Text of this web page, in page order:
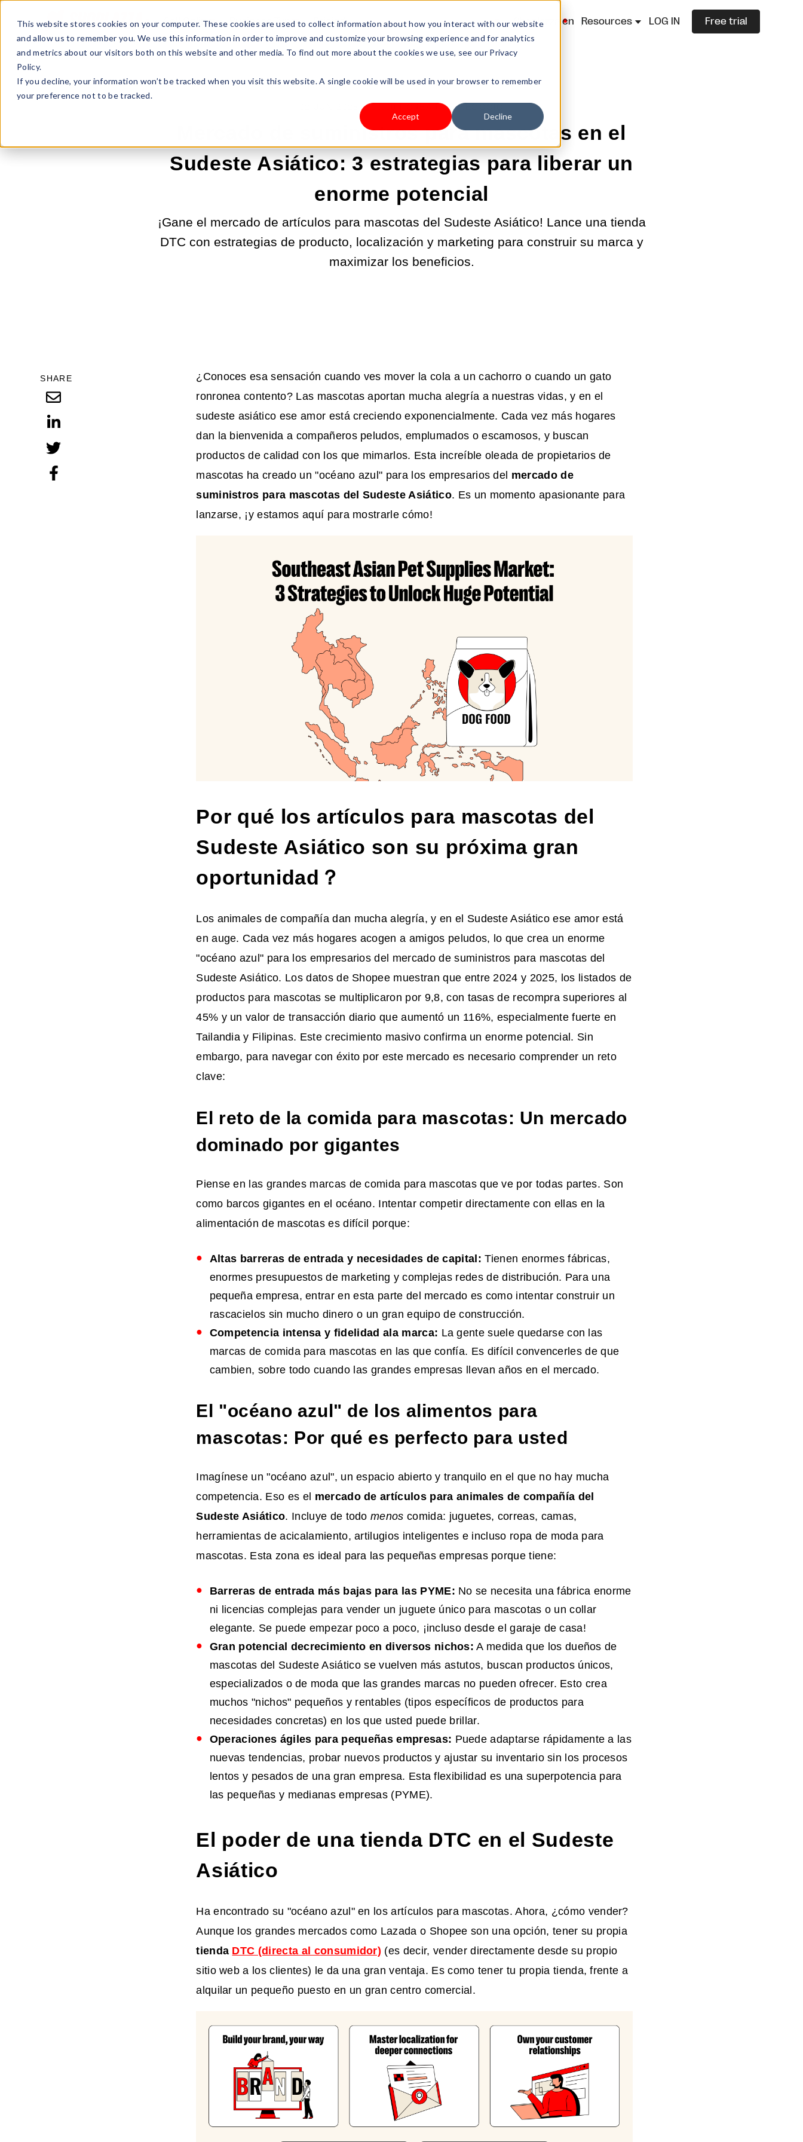
This website stores cookies on your computer. These cookies are used to collect information about how you interact with our website
and allow us to remember you. We use this information in order to improve and customize your browsing experience and for analytics
and metrics about our visitors both on this website and other media. To find out more about the cookies we use, see our Privacy
Policy.
If you decline, your information won’t be tracked when you visit this website. A single cookie will be used in your browser to remember
your preference not to be tracked.
Accept Decline
Sell Online Business Type Pricing Shoplazza.cn Resources LOG IN Free trial
02-JUN-2025 2:00:00 | CREAR UN NEGOCIO
Mercado de suministros para mascotas en el
Sudeste Asiático: 3 estrategias para liberar un
enorme potencial
¡Gane el mercado de artículos para mascotas del Sudeste Asiático! Lance una tienda
DTC con estrategias de producto, localización y marketing para construir su marca y
maximizar los beneficios.
SHARE
¿Conoces esa sensación cuando ves mover la cola a un cachorro o cuando un gato
ronronea contento? Las mascotas aportan mucha alegría a nuestras vidas, y en el
sudeste asiático ese amor está creciendo exponencialmente. Cada vez más hogares
dan la bienvenida a compañeros peludos, emplumados o escamosos, y buscan
productos de calidad con los que mimarlos. Esta increíble oleada de propietarios de
mascotas ha creado un "océano azul" para los empresarios del mercado de
suministros para mascotas del Sudeste Asiático. Es un momento apasionante para
lanzarse, ¡y estamos aquí para mostrarle cómo!
Por qué los artículos para mascotas del
Sudeste Asiático son su próxima gran
oportunidad？
Los animales de compañía dan mucha alegría, y en el Sudeste Asiático ese amor está
en auge. Cada vez más hogares acogen a amigos peludos, lo que crea un enorme
"océano azul" para los empresarios del mercado de suministros para mascotas del
Sudeste Asiático. Los datos de Shopee muestran que entre 2024 y 2025, los listados de
productos para mascotas se multiplicaron por 9,8, con tasas de recompra superiores al
45% y un valor de transacción diario que aumentó un 116%, especialmente fuerte en
Tailandia y Filipinas. Este crecimiento masivo confirma un enorme potencial. Sin
embargo, para navegar con éxito por este mercado es necesario comprender un reto
clave:
El reto de la comida para mascotas: Un mercado
dominado por gigantes
Piense en las grandes marcas de comida para mascotas que ve por todas partes. Son
como barcos gigantes en el océano. Intentar competir directamente con ellas en la
alimentación de mascotas es difícil porque:
Altas barreras de entrada y necesidades de capital: Tienen enormes fábricas,
enormes presupuestos de marketing y complejas redes de distribución. Para una
pequeña empresa, entrar en esta parte del mercado es como intentar construir un
rascacielos sin mucho dinero o un gran equipo de construcción.
Competencia intensa y fidelidad a la marca: La gente suele quedarse con las
marcas de comida para mascotas en las que confía. Es difícil convencerles de que
cambien, sobre todo cuando las grandes empresas llevan años en el mercado.
El "océano azul" de los alimentos para
mascotas: Por qué es perfecto para usted
Imagínese un "océano azul", un espacio abierto y tranquilo en el que no hay mucha
competencia. Eso es el mercado de artículos para animales de compañía del
Sudeste Asiático. Incluye de todomenos comida: juguetes, correas, camas,
herramientas de acicalamiento, artilugios inteligentes e incluso ropa de moda para
mascotas. Esta zona es ideal para las pequeñas empresas porque tiene:
Barreras de entrada más bajas para las PYME: No se necesita una fábrica enorme
ni licencias complejas para vender un juguete único para mascotas o un collar
elegante. Se puede empezar poco a poco, ¡incluso desde el garaje de casa!
Gran potencial decrecimiento en diversos nichos: A medida que los dueños de
mascotas del Sudeste Asiático se vuelven más astutos, buscan productos únicos,
especializados o de moda que las grandes marcas no pueden ofrecer. Esto crea
muchos "nichos" pequeños y rentables (tipos específicos de productos para
necesidades concretas) en los que usted puede brillar.
Operaciones ágiles para pequeñas empresas: Puede adaptarse rápidamente a las
nuevas tendencias, probar nuevos productos y ajustar su inventario sin los procesos
lentos y pesados de una gran empresa. Esta flexibilidad es una superpotencia para
las pequeñas y medianas empresas (PYME).
El poder de una tienda DTC en el Sudeste
Asiático
Ha encontrado su "océano azul" en los artículos para mascotas. Ahora, ¿cómo vender?
Aunque los grandes mercados como Lazada o Shopee son una opción, tener su propia
tienda DTC (directa al consumidor) (es decir, vender directamente desde su propio
sitio web a los clientes) le da una gran ventaja. Es como tener tu propia tienda, frente a
alquilar un pequeño puesto en un gran centro comercial.